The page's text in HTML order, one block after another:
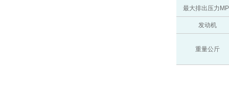
最大排出压力
发动机
重量公斤